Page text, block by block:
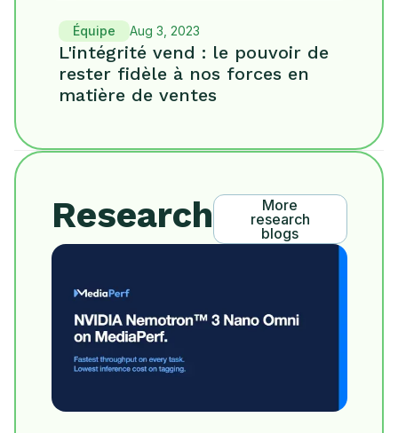
Équipe Aug 3, 2023
L'intégrité vend : le pouvoir de
rester fidèle à nos forces en
matière de ventes
Research
More
research
blogs